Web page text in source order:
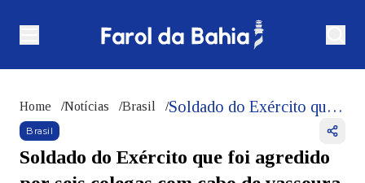
Home /Notícias /Brasil / Soldado do Exército que foi agredido por seis colegas com cabo de vassoura, relata rotina à base de calmantes
Brasil
Soldado do Exército que foi agredido